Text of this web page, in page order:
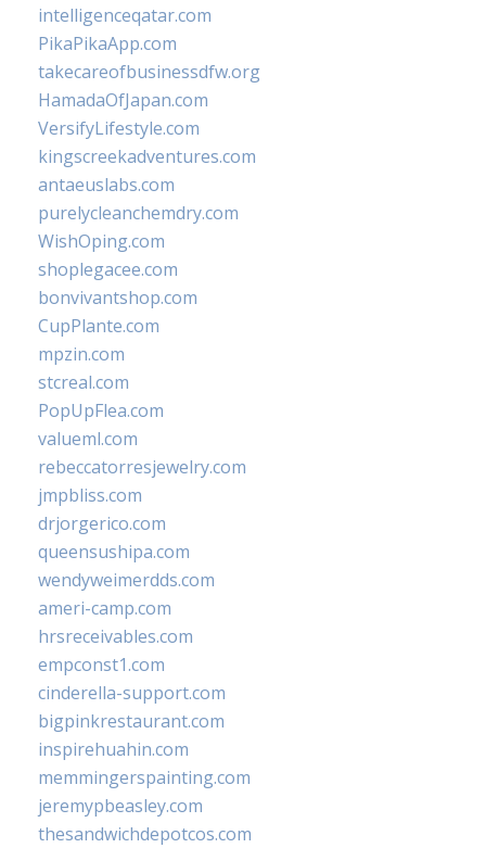
intelligenceqatar.com
PikaPikaApp.com
takecareofbusinessdfw.org
HamadaOfJapan.com
VersifyLifestyle.com
kingscreekadventures.com
antaeuslabs.com
purelycleanchemdry.com
WishOping.com
shoplegacee.com
bonvivantshop.com
CupPlante.com
mpzin.com
stcreal.com
PopUpFlea.com
valueml.com
rebeccatorresjewelry.com
jmpbliss.com
drjorgerico.com
queensushipa.com
wendyweimerdds.com
ameri-camp.com
hrsreceivables.com
empconst1.com
cinderella-support.com
bigpinkrestaurant.com
inspirehuahin.com
memmingerspainting.com
jeremypbeasley.com
thesandwichdepotcos.com